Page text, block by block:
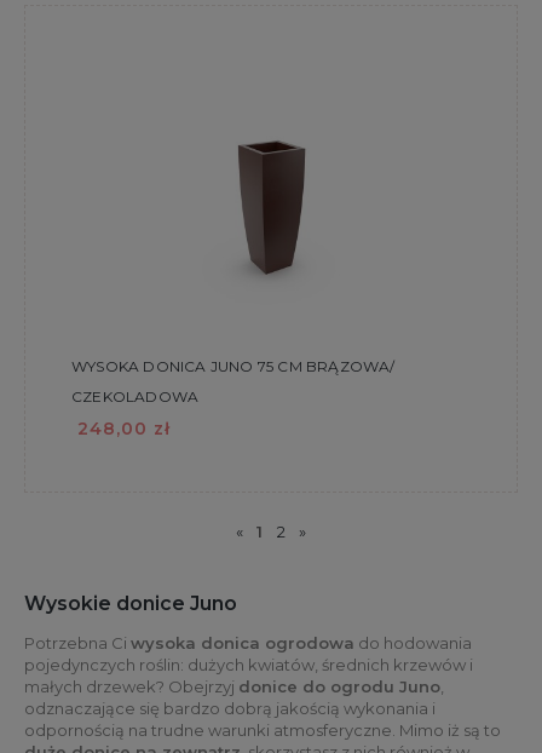
WYSOKA DONICA JUNO 75 CM BRĄZOWA/
CZEKOLADOWA
248,00 zł
« 1 2 »
Wysokie donice Juno
Potrzebna Ci wysoka donica ogrodowa do hodowania
pojedynczych roślin: dużych kwiatów, średnich krzewów i
małych drzewek? Obejrzyj donice do ogrodu Juno
odznaczające się bardzo dobrą jakością wykonania i
odpornością na trudne warunki atmosferyczne. Mimo iż są to